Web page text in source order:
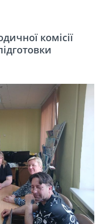
комісії